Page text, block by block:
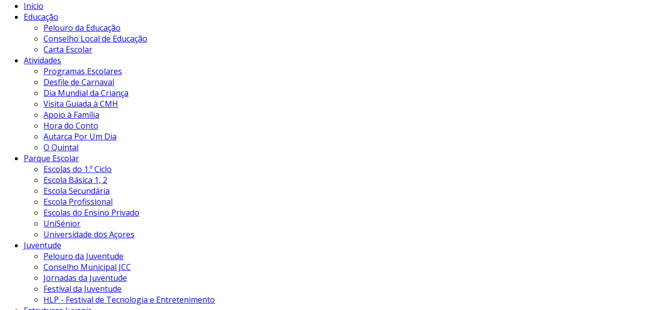
Início
Educação
Pelouro da Educação
Conselho Local de Educação
Carta Escolar
Atividades
Programas Escolares
Desfile de Carnaval
Dia Mundial da Criança
Visita Guiada à CMH
Apoio à Família
Hora do Conto
Autarca Por Um Dia
O Quintal
Parque Escolar
Escolas do 1.º Ciclo
Escola Básica 1, 2
Escola Secundária
Escola Profissional
Escolas do Ensino Privado
UniSénior
Universidade dos Açores
Juventude
Pelouro da Juventude
Conselho Municipal JCC
Jornadas da Juventude
Festival da Juventude
HLP - Festival de Tecnologia e Entretenimento